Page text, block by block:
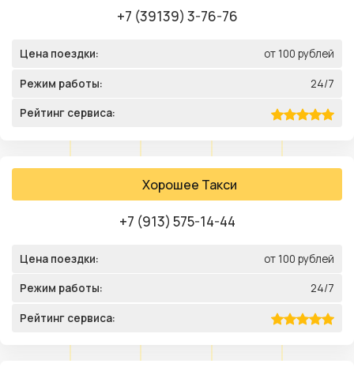
+7 (39139) 3-76-76
Цена поездки: от 100 рублей
Режим работы: 24/7
Рейтинг сервиса:
Хорошее Такси
+7 (913) 575-14-44
Цена поездки: от 100 рублей
Режим работы: 24/7
Рейтинг сервиса: